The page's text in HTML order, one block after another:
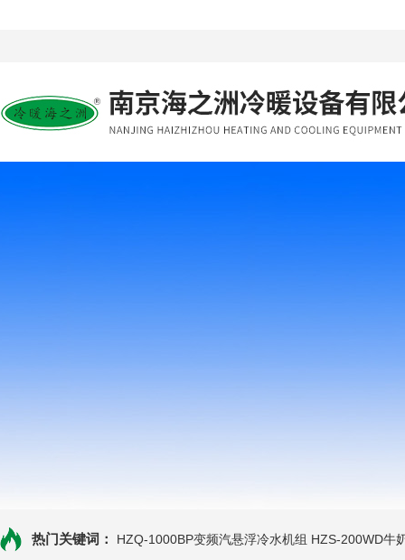
热门关键词： HZQ-1000BP变频汽悬浮冷水机组 HZS-200WD牛